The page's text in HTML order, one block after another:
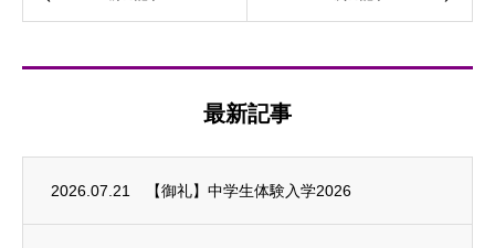
最新記事
2026.07.21 【御礼】中学生体験入学2026